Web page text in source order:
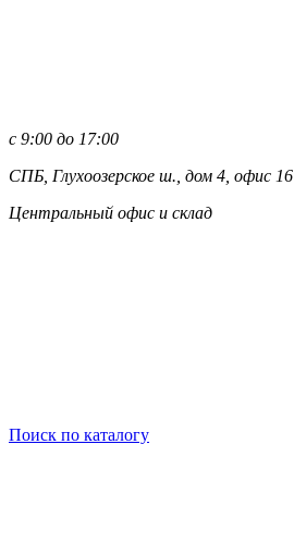
с 9:00 до 17:00
СПБ, Глухоозерское ш., дом 4, офис 16
Центральный офис и склад
Поиск по каталогу